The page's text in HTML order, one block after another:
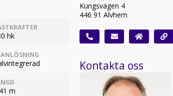
hk
m
Kungsvägen 4
446 91 Alvhem
Kontakta oss